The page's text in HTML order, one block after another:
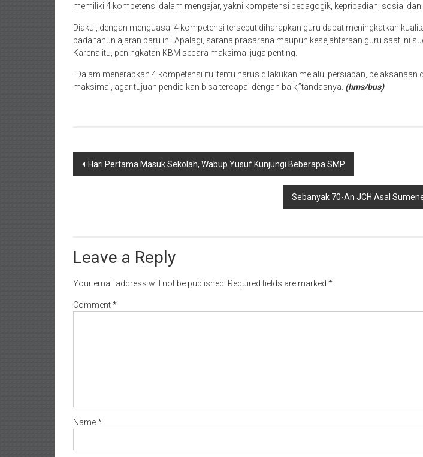
memiliki 4 kompetensi dalam mengajar, yakni kompetensi pedagogik, kepribadian, sosial dan
Diakui, dengan menguasai 4 kompetensi tersebut diharapkan guru dapat meningkatkan
pada tahun ajaran baru ini. Apalagi, sarana prasarana maupun kesejahteraan guru saat ini
Karena itu, peningkatan KBM secara maksimal juga penting.
“Dalam menerapkan 4 kompetensi itu, tentu harus dilakukan melalui persiapan, pelaksanaan
maksimal, agar tujuan pendidikan bisa tercapai dengan baik,”tandasnya. (hms/bus)
Post
Hari Pertama Masuk Sekolah, Wabup Yusuf Kunjungi Beberapa SMP
Sebanyak 70-An JCH Asal
Leave a Reply
Your email address will not be published. Required fields are marked *
Comment*
Name*